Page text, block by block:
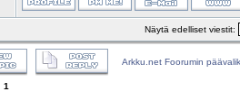
Näytä edelliset viestit:
Arkku.net Foorumin
1